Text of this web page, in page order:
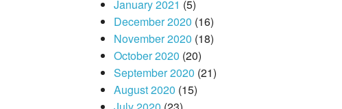
January 2021 (5)
December 2020 (16)
November 2020 (18)
October 2020 (20)
September 2020 (21)
August 2020 (15)